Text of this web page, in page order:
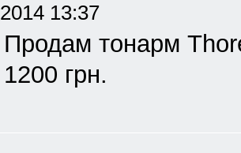
2014 13:37
Продам тонарм
1200 грн.